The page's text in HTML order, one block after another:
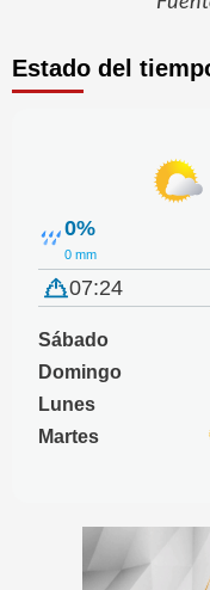
Estado del
0%
0 mm
07:24
Sábado
Domingo
Lunes
Martes